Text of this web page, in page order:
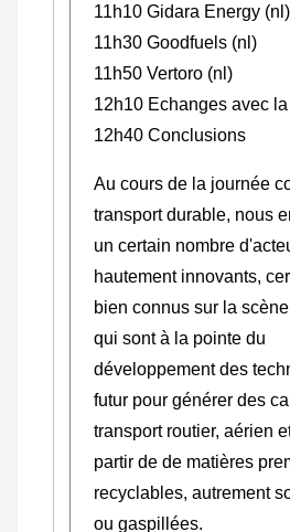
11h10 Gidara Energy (nl)
11h30 Goodfuels (nl)
11h50 Vertoro (nl)
12h10 Echanges avec
12h40 Conclusions
Au cours de la journée
transport durable, nous
un certain nombre
hautement innovants,
bien connus sur la
qui sont à la pointe du
développement des
futur pour générer des
transport routier, aérien
partir de de matières
recyclables, autrement
ou gaspillées.